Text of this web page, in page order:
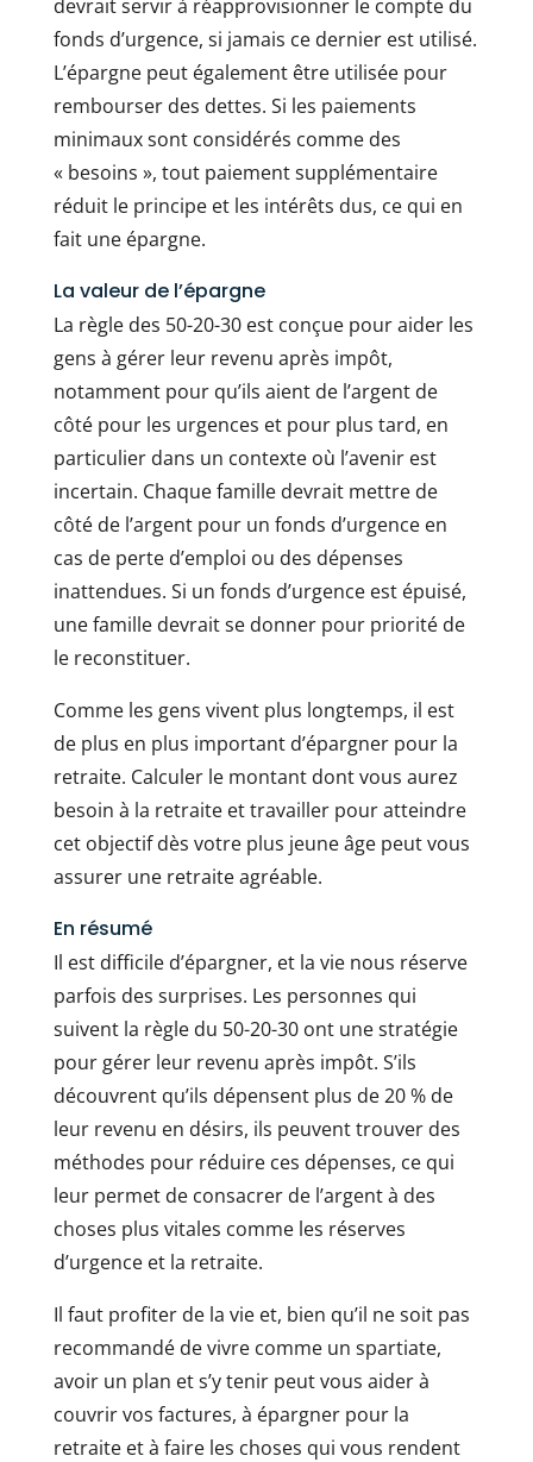
devrait servir à réapprovisionner le compte du
fonds d’urgence, si jamais ce dernier est utilisé.
L’épargne peut également être utilisée pour
rembourser des dettes. Si les paiements
minimaux sont considérés comme des
« besoins », tout paiement supplémentaire
réduit le principe et les intérêts dus, ce qui en
fait une épargne.
La valeur de l’épargne
La règle des 50-20-30 est conçue pour aider les
gens à gérer leur revenu après impôt,
notamment pour qu’ils aient de l’argent de
côté pour les urgences et pour plus tard, en
particulier dans un contexte où l’avenir est
incertain. Chaque famille devrait mettre de
côté de l’argent pour un fonds d’urgence en
cas de perte d’emploi ou des dépenses
inattendues. Si un fonds d’urgence est épuisé,
une famille devrait se donner pour priorité de
le reconstituer.
Comme les gens vivent plus longtemps, il est
de plus en plus important d’épargner pour la
retraite. Calculer le montant dont vous aurez
besoin à la retraite et travailler pour atteindre
cet objectif dès votre plus jeune âge peut vous
assurer une retraite agréable.
En résumé
Il est difficile d’épargner, et la vie nous réserve
parfois des surprises. Les personnes qui
suivent la règle du 50-20-30 ont une stratégie
pour gérer leur revenu après impôt. S’ils
découvrent qu’ils dépensent plus de 20 % de
leur revenu en désirs, ils peuvent trouver des
méthodes pour réduire ces dépenses, ce qui
leur permet de consacrer de l’argent à des
choses plus vitales comme les réserves
d’urgence et la retraite.
Il faut profiter de la vie et, bien qu’il ne soit pas
recommandé de vivre comme un spartiate,
avoir un plan et s’y tenir peut vous aider à
couvrir vos factures, à épargner pour la
retraite et à faire les choses qui vous rendent